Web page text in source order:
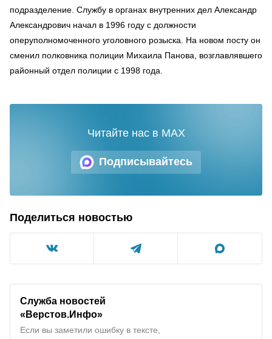
подразделение. Службу в органах внутренних дел Александр
Александрович начал в 1996 году с должности
оперуполномоченного уголовного розыска. На новом посту он
сменил полковника полиции Михаила Панова, возглавлявшего
районный отдел полиции с 1998 года.
Подписывайтесь
Читайте нас в MAX
Поделиться новостью
Служба новостей
«Верстов.Инфо»
Если вы заметили ошибку в тексте,